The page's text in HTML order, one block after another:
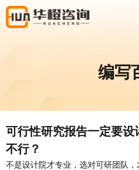
编写
可行性研究报告一定要
不行？
不是设计院才专业，选对可研团队，